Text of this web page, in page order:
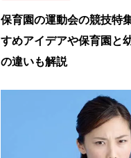
保育園の運動会の競技特
すめアイデアや保育園と
の違いも解説